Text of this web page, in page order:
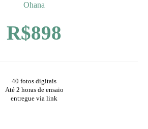
Ohana
R$898
40 fotos digitais
Até 2 horas de ensaio
entregue via link